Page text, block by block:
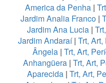
America da Penha |
Jardim Analia Franco|
Jardim Ana Lucia |
Jardim Andaraí| Trt,
Ângela| Trt, Art,
Anhangüera | Trt, Art,
Aparecida| Trt, Art,